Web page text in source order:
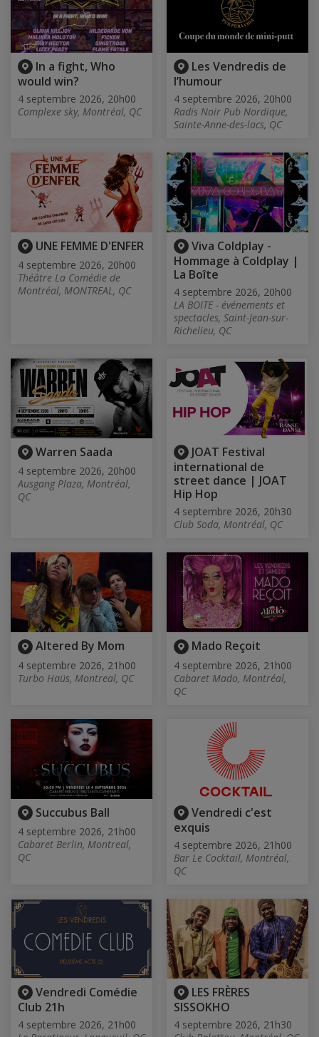
In a fight, Who
would win?
4 septembre 2026, 20h00
Complexe sky, Montréal, QC
Les Vendredis de
l’humour
4 septembre 2026, 20h00
Radis Noir Pub Nordique,
Sainte-Anne-des-lacs, QC
UNE FEMME D'ENFER
4 septembre 2026, 20h00
Théâtre La Comédie de
Montréal, MONTREAL, QC
Viva Coldplay -
Hommage à Coldplay |
La Boîte
4 septembre 2026, 20h00
LA BOITE - événements et
spectacles, Saint-Jean-sur-
Richelieu, QC
Warren Saada
4 septembre 2026, 20h00
Ausgang Plaza, Montréal,
QC
JOAT Festival
international de
street dance | JOAT
Hip Hop
4 septembre 2026, 20h30
Club Soda, Montréal, QC
Altered By Mom
4 septembre 2026, 21h00
Turbo Haüs, Montreal, QC
Mado Reçoit
4 septembre 2026, 21h00
Cabaret Mado, Montréal,
QC
Succubus Ball
4 septembre 2026, 21h00
Cabaret Berlin, Montreal,
QC
Vendredi c'est
exquis
4 septembre 2026, 21h00
Bar Le Cocktail, Montréal,
QC
Vendredi Comédie
Club 21h
4 septembre 2026, 21h00
LES FRÈRES
SISSOKHO
4 septembre 2026, 21h30